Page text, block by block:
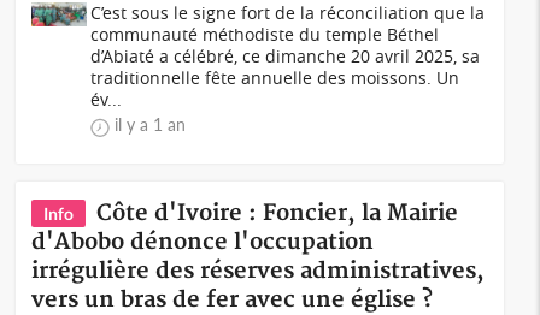
C’est sous le signe fort de la réconciliation que la
communauté méthodiste du temple Béthel
d’Abiaté a célébré, ce dimanche 20 avril 2025, sa
traditionnelle fête annuelle des moissons. Un
év...
il y a 1 an
Info
Côte d'Ivoire : Foncier, la Mairie
d'Abobo dénonce l'occupation
irrégulière des réserves administratives,
vers un bras de fer avec une église ?